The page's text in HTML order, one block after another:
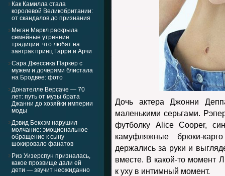
Как Камилла стала
королевой Великобритании:
от скандалов до признания
Меган Маркл раскрыла
семейные утренние
традиции: что любят на
завтрак принц Гарри и Арчи
Сара Джессика Паркер с
мужем и дочерями блистала
на Бродвее: фото
Донателле Версаче — 70
лет: путь от музы брата
Джанни до хозяйки империи
моды
Дэвид Бекхэм нарушил
молчание: эмоциональное
обращение к сыну
шокировало фанатов
Риз Уизерспун призналась,
какое прозвище дали ей
дети — звучит неожиданно
Дочь актера Джонни
маленькими серьгами.
футболку Alice Cooper,
камуфляжные брюки-
держались за руки и
вместе. В какой-то момент
к уху в интимный момент.